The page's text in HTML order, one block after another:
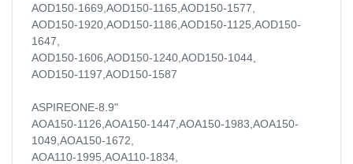
AOD150-1669,AOD150-1165,AOD150-1577,
AOD150-1920,AOD150-1186,AOD150-1125,AOD150-
1647,
AOD150-1606,AOD150-1240,AOD150-1044,
AOD150-1197,AOD150-1587
ASPIREONE-8.9"
AOA150-1126,AOA150-1447,AOA150-1983,AOA150-
1049,AOA150-1672,
AOA110-1995,AOA110-1834,